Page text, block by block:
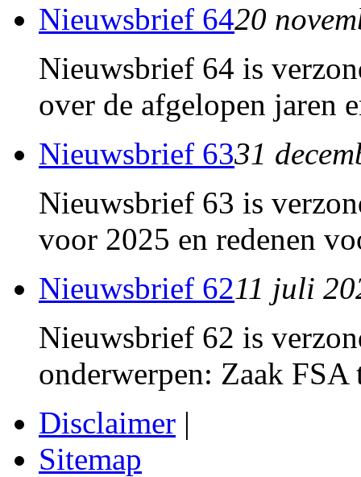
Nieuwsbrief 6420
Nieuwsbrief 64 is
over de afgelopen jaren
Nieuwsbrief 6331
Nieuwsbrief 63 is
voor 2025 en redenen
Nieuwsbrief 6211 juli
Nieuwsbrief 62 is
onderwerpen: Zaak FSA
Disclaimer |
Sitemap